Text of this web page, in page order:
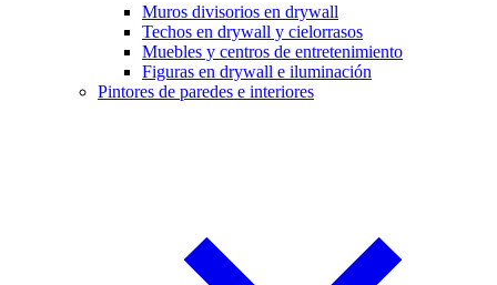
Muros divisorios en drywall
Techos en drywall y cielorrasos
Muebles y centros de entretenimiento
Figuras en drywall e iluminación
Pintores de paredes e interiores